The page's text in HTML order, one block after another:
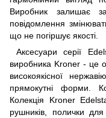
Виробник залишає
повідомлення
що не погіршує якості.
Аксесуари серії
виробника Kroner - це
високоякісної
прямокутні форми.
Колекція Kroner
рушників, полички